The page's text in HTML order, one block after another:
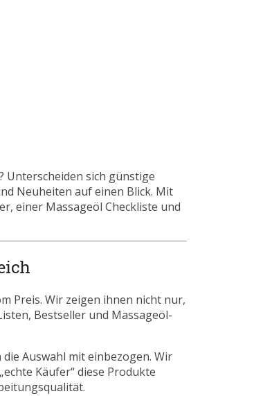
Unterscheiden sich günstige
Neuheiten auf einen Blick. Mit
einer Massageöl Checkliste und
Preis. Wir zeigen ihnen nicht nur,
Bestseller und Massageöl-
Auswahl mit einbezogen. Wir
Käufer“ diese Produkte